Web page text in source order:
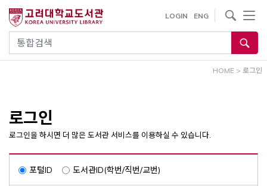
건
통합검색
LOGIN ENG
사이트내 검색
HOME > 로그인
로그인
로그인을 하시면 더 많은 도서관 서비스를 이용하실 수 있습니다.
포털ID 도서관ID(학번/직번/교번)